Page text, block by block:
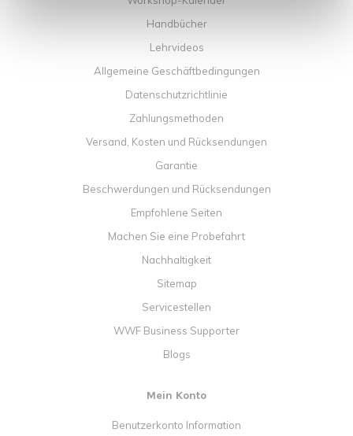
Handbücher
Lehrvideos
Allgemeine Geschäftbedingungen
Datenschutzrichtlinie
Zahlungsmethoden
Versand, Kosten und Rücksendungen
Garantie
Beschwerdungen und Rücksendungen
Empfohlene Seiten
Machen Sie eine Probefahrt
Nachhaltigkeit
Sitemap
Servicestellen
WWF Business Supporter
Blogs
Mein Konto
Benutzerkonto Information